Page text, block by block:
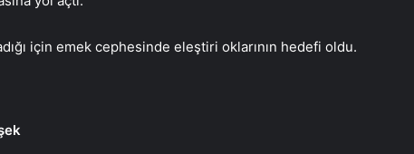
için emek cephesinde eleştiri oklarının hedefi oldu.